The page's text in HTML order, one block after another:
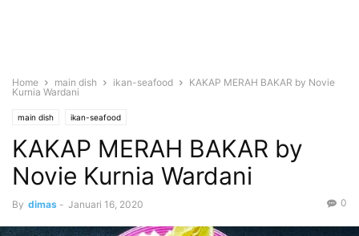
Home main dish ikan-seafood
KAKAP MERAH BAKAR by Novie
Kurnia Wardani
main dish ikan-seafood
KAKAP MERAH BAKAR by
Novie Kurnia Wardani
By dimas - Januari 16, 2020 0